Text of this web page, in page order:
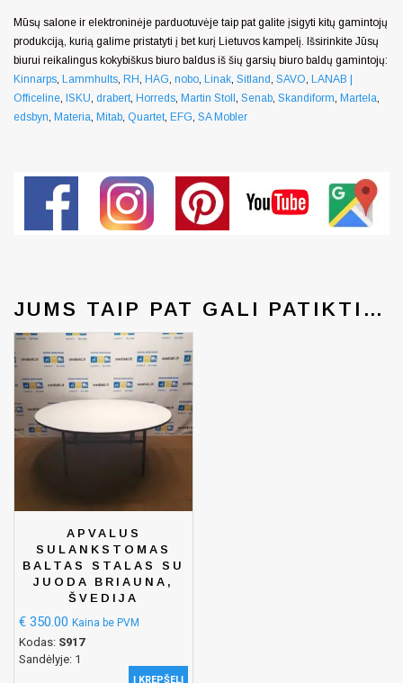
Mūsų salone ir elektroninėje parduotuvėje taip pat galite įsigyti kitų gamintojų
produkciją, kurią galime pristatyti į bet kurį Lietuvos kampelį. Išsirinkite Jūsų
biurui reikalingus kokybiškus biuro baldus iš šių garsių biuro baldų gamintojų:
Kinnarps, Lammhults, RH, HAG, nobo, Linak, Sitland, SAVO, LANAB |
Officeline, ISKU, drabert, Horreds, Martin Stoll, Senab, Skandiform, Martela,
edsbyn, Materia, Mitab, Quartet, EFG, SA Mobler
JUMS TAIP PAT GALI PATIKTI…
APVALUS
SULANKSTOMAS
BALTAS STALAS SU
JUODA BRIAUNA,
ŠVEDIJA
€ 350.00 Kaina be PVM
Kodas: S917
Sandėlyje: 1
Į KREPŠELĮ